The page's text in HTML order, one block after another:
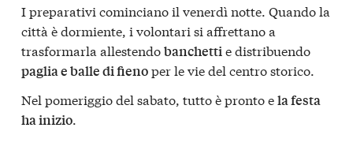
I preparativi cominciano il venerdì notte. Quando la
città è dormiente, i volontari si affrettano a
trasformarla allestendobanchettie distribuendo
paglia e balle di fienoper le vie del centro storico.
Nel pomeriggio del sabato, tutto è pronto ela festa
ha inizio.